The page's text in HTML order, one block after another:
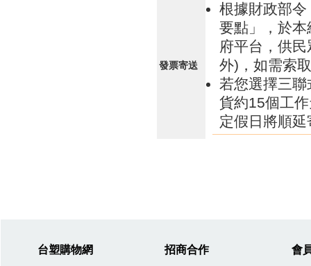
發票寄送
根據財政部
要點」，於
府平台，供
外)，如需索
若您選擇三
貨約15個工
定假日將順延
台塑購物網 招商合作 會